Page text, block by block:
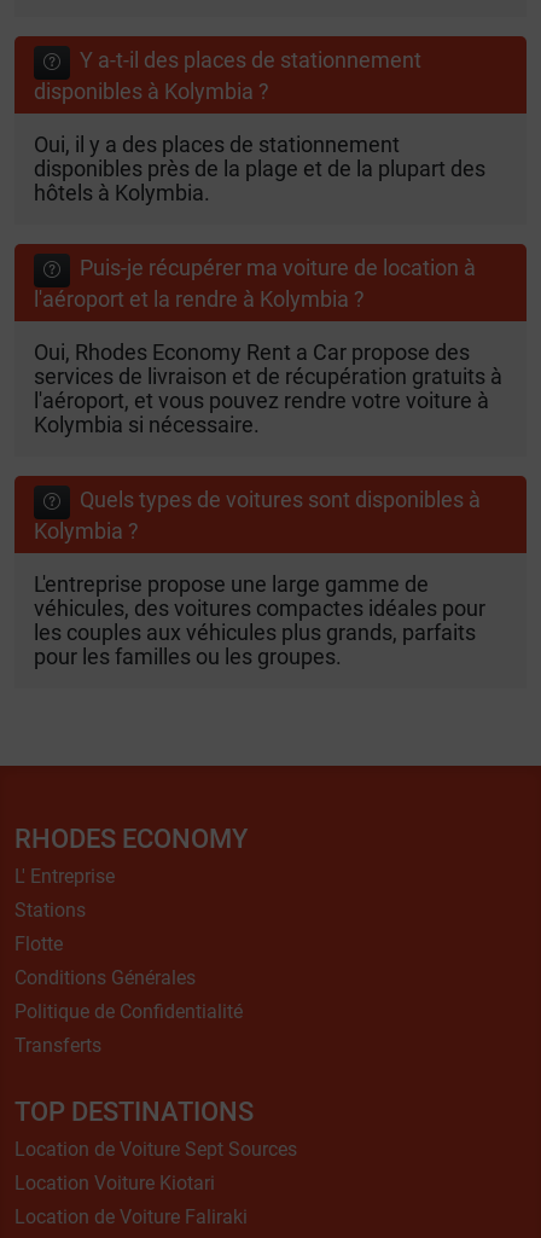
Y a-t-il des places de stationnement
disponibles à Kolymbia ?
Oui, il y a des places de stationnement
disponibles près de la plage et de la plupart des
hôtels à Kolymbia.
Puis-je récupérer ma voiture de location à
l'aéroport et la rendre à Kolymbia ?
Oui, Rhodes Economy Rent a Car propose des
services de livraison et de récupération gratuits à
l'aéroport, et vous pouvez rendre votre voiture à
Kolymbia si nécessaire.
Quels types de voitures sont disponibles à
Kolymbia ?
L'entreprise propose une large gamme de
véhicules, des voitures compactes idéales pour
les couples aux véhicules plus grands, parfaits
pour les familles ou les groupes.
RHODES ECONOMY
L' Entreprise
Stations
Flotte
Conditions Générales
Politique de Confidentialité
Transferts
TOP DESTINATIONS
Location de Voiture Sept Sources
Location Voiture Kiotari
Location de Voiture Faliraki